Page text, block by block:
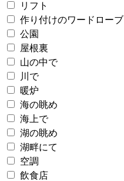
リフト
作り付けのワードローブ
公園
屋根裏
山の中で
川で
暖炉
海の眺め
海上で
湖の眺め
湖畔にて
空調
飲食店